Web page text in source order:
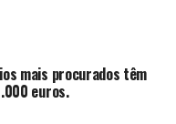
mais procurados têm
euros.